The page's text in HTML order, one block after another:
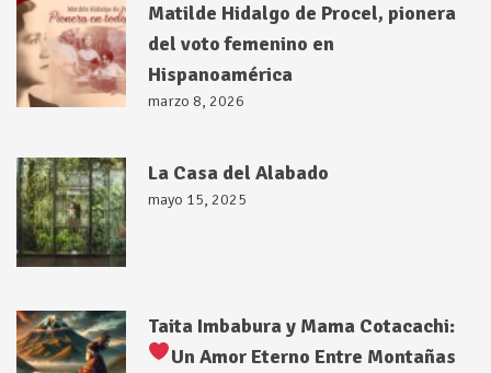
Matilde Hidalgo de Procel, pionera
del voto femenino en
Hispanoamérica
marzo 8, 2026
La Casa del Alabado
mayo 15, 2025
Taita Imbabura y Mama Cotacachi:
Un Amor Eterno Entre Montañas